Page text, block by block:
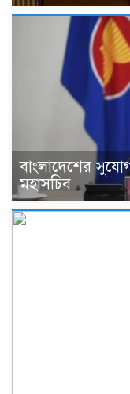
বাংলাদেশের
মহাসচিব